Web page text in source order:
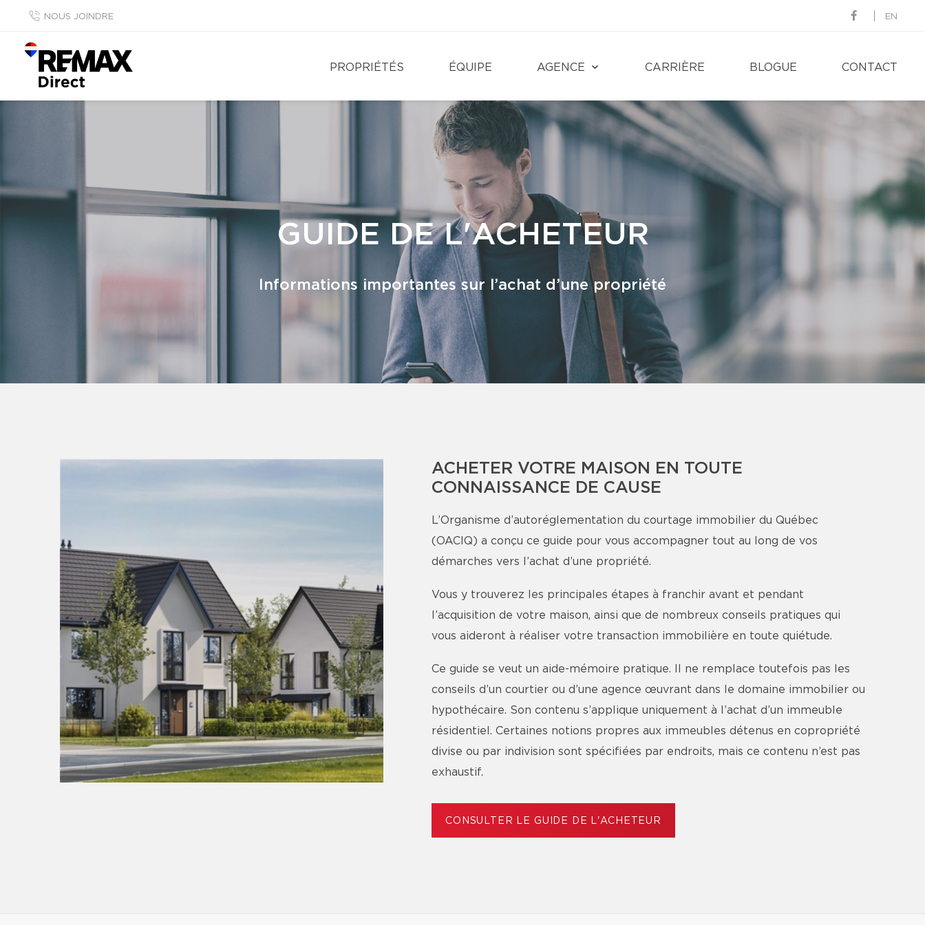
NOUS JOINDRE EN
PROPRIÉTÉS ÉQUIPE AGENCE CARRIÈRE BLOGUE CONTACT
GUIDE DE L'ACHETEUR
Informations importantes sur l’achat d’une propriété
ACHETER VOTRE MAISON EN TOUTE
CONNAISSANCE DE CAUSE
L’Organisme d’autoréglementation du courtage immobilier du Québec
(OACIQ) a conçu ce guide pour vous accompagner tout au long de vos
démarches vers l’achat d’une propriété.
Vous y trouverez les principales étapes à franchir avant et pendant
l’acquisition de votre maison, ainsi que de nombreux conseils pratiques qui
vous aideront à réaliser votre transaction immobilière en toute quiétude.
Ce guide se veut un aide-mémoire pratique. Il ne remplace toutefois pas les
conseils d’un courtier ou d’une agence œuvrant dans le domaine immobilier ou
hypothécaire. Son contenu s’applique uniquement à l’achat d’un immeuble
résidentiel. Certaines notions propres aux immeubles détenus en copropriété
divise ou par indivision sont spécifiées par endroits, mais ce contenu n’est pas
exhaustif.
CONSULTER LE GUIDE DE L'ACHETEUR